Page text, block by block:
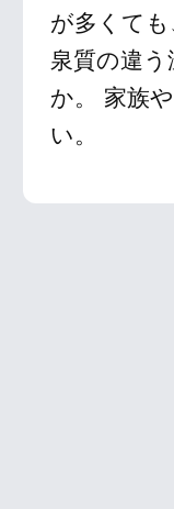
が多くて
泉質の違
か。 家族
い。